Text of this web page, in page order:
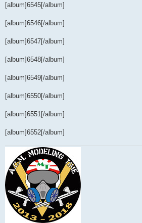
[album]6545[/album]
[album]6546[/album]
[album]6547[/album]
[album]6548[/album]
[album]6549[/album]
[album]6550[/album]
[album]6551[/album]
[album]6552[/album]